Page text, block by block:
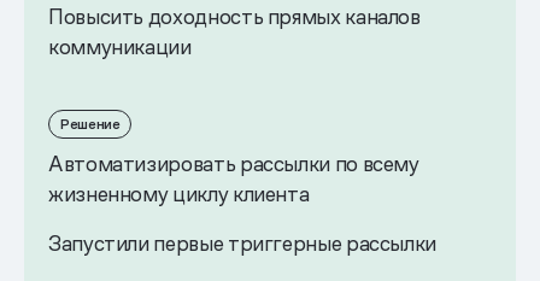
Повысить доходность прямых каналов
коммуникации
Решение
Автоматизировать рассылки по всему
жизненному циклу клиента
Запустили первые триггерные рассылки